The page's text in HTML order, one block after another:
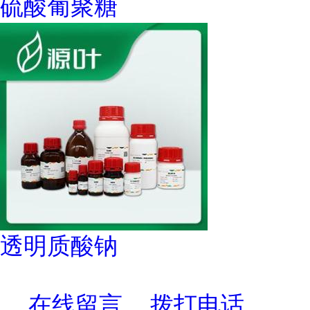
硫酸葡聚糖
透明质酸钠
在线留言 拨打电话